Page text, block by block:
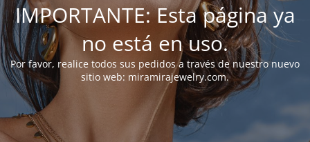
IMPORTANTE: Esta página ya
no está en uso.
Por favor, realice todos sus pedidos a través de nuestro nuevo
sitio web: miramirajewelry.com.